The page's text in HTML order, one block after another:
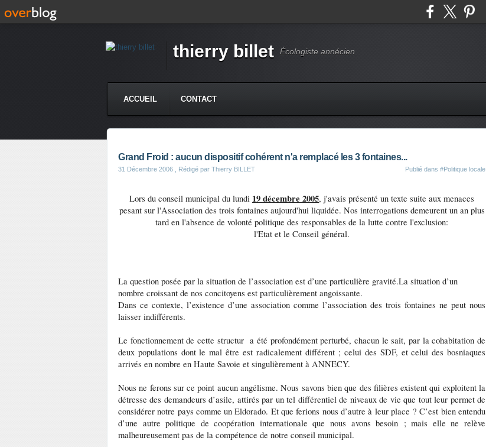
thierry billet Écologiste annécien
ACCUEIL CONTACT
Grand Froid : aucun dispositif cohérent n'a remplacé les 3 fontaines...
31 Décembre 2006 , Rédigé par Thierry BILLET Publié dans #Politique locale
Lors du conseil municipal du lundi 19 décembre 2005, j'avais présenté un texte suite aux menaces
pesant sur l'Association des trois fontaines aujourd'hui liquidée. Nos interrogations demeurent un an plus
tard en l'absence de volonté politique des responsables de la lutte contre l'exclusion:
l'Etat et le Conseil général.
La question posée par la situation de l’association est d’une particulière gravité.La situation d’un
nombre croissant de nos concitoyens est particulièrement angoissante.
Dans ce contexte, l’existence d’une association comme l’association des trois fontaines ne peut nous
laisser indifférents.
Le fonctionnement de cette structur a été profondément perturbé, chacun le sait, par la cohabitation de
deux populations dont le mal être est radicalement différent ; celui des SDF, et celui des bosniaques
arrivés en nombre en Haute Savoie et singulièrement à ANNECY.
Nous ne ferons sur ce point aucun angélisme. Nous savons bien que des filières existent qui exploitent la
détresse des demandeurs d’asile, attirés par un tel différentiel de niveaux de vie que tout leur permet de
considérer notre pays comme un Eldorado. Et que ferions nous d’autre à leur place ? C’est bien entendu
d’une autre politique de coopération internationale que nous avons besoin ; mais elle ne relève
malheureusement pas de la compétence de notre conseil municipal.